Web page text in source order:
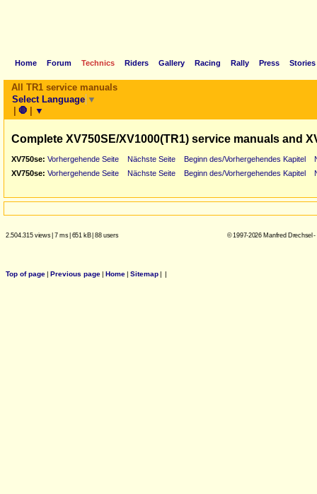
Home Forum Technics Riders Gallery Racing Rally Press Stories
All TR1 service manuals
Select Language ▼
| 🛑 | ▼
Complete XV750SE/XV1000(TR1) service manuals and
XV750se: Vorhergehende Seite Nächste Seite Beginn des/Vorhergehendes Kapitel
XV750se: Vorhergehende Seite Nächste Seite Beginn des/Vorhergehendes Kapitel
2.504.315 views| 7 ms| 651 kB| 88 users © 1997-2026 Manfred Drechsel
Top of page| Previous page| Home| Sitemap| |